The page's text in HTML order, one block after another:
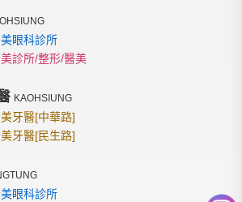
眼科診所
診所/整形/醫美
KAOHSIUNG
牙醫[中華路]
牙醫[民生路]
眼科診所